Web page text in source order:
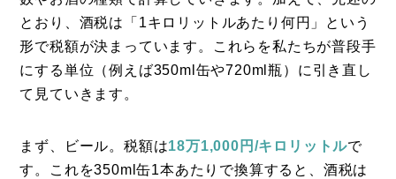
とおり、酒税は「1キロリットルあたり何円」という
形で税額が決まっています。これらを私たちが普段手
にする単位（例えば350ml缶や720ml瓶）に引き直し
て見ていきます。
まず、ビール。税額は18万1,000円/キロリットルで
す。これを350ml缶1本あたりで換算すると、酒税は